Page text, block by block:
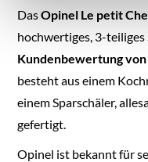
Sie in unseren
DasOpinel Le petit
hochwertiges, 3-teiliges
Kundenbewertung
besteht aus einem
einem Sparschäler,
gefertigt.
Opinel ist bekannt für